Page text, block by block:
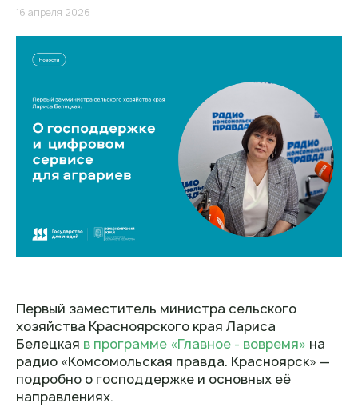
16 апреля 2026
Первый заместитель министра сельского
хозяйства Красноярского края Лариса
Белецкая в программе «Главное - вовремя» на
радио «Комсомольская правда. Красноярск» —
подробно о господдержке и основных её
направлениях.